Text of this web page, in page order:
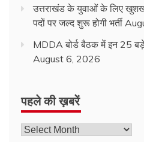
उत्तराखंड के युवाओं के लिए
पदों पर जल्द शुरू होगी भर्ती
MDDA बोर्ड बैठक में इन 25 बड़े
August 6, 2026
पहले की ख़बरें